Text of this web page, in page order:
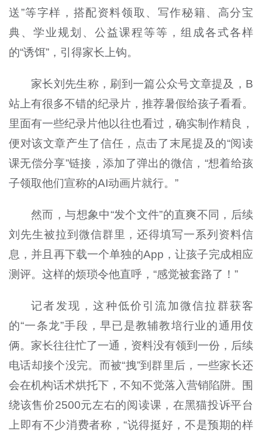
送”等字样，搭配资料领取、写作秘籍、高分宝
典、学业规划、公益课程等等，组成各式各样
的“诱饵”，引得家长上钩。
家长刘先生称，刷到一篇公众号文章提及， B
站上有很多不错的纪录片，推荐暑假给孩子看看。
里面有一些纪录片他以往也看过，确实制作精良，
便对该文章产生了信任，点击了末尾提及的“阅读
课无偿分享”链接，添加了弹出的微信，“想着给孩
子领取他们宣称的AI动画片就行。”
然而，与想象中“发个文件”的直爽不同，后续
刘先生被拉到微信群里，还得填写一系列资料信
息，并且再下载一个单独的App ，让孩子完成相应
测评。这样的烦琐令他直呼，“感觉被套路了！”
记者发现，这种低价引流加微信拉群获客
的“一条龙”手段，早已是教辅教培行业的通用伎
俩。家长往往忙了一通，资料没有领到一份，后续
电话却接个没完。而被“拽”到群里后，一些家长还
会在机构话术烘托下，不知不觉落入营销陷阱。围
绕该售价2500元左右的阅读课，在黑猫投诉平台
上即有不少消费者称，“说得挺好，不是预期的样